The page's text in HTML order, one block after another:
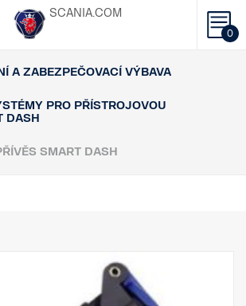
0
SCANIA.COM
A ZABEZPEČOVACÍ VÝBAVA
PRO PŘÍSTROJOVOU
DASH
SMART DASH